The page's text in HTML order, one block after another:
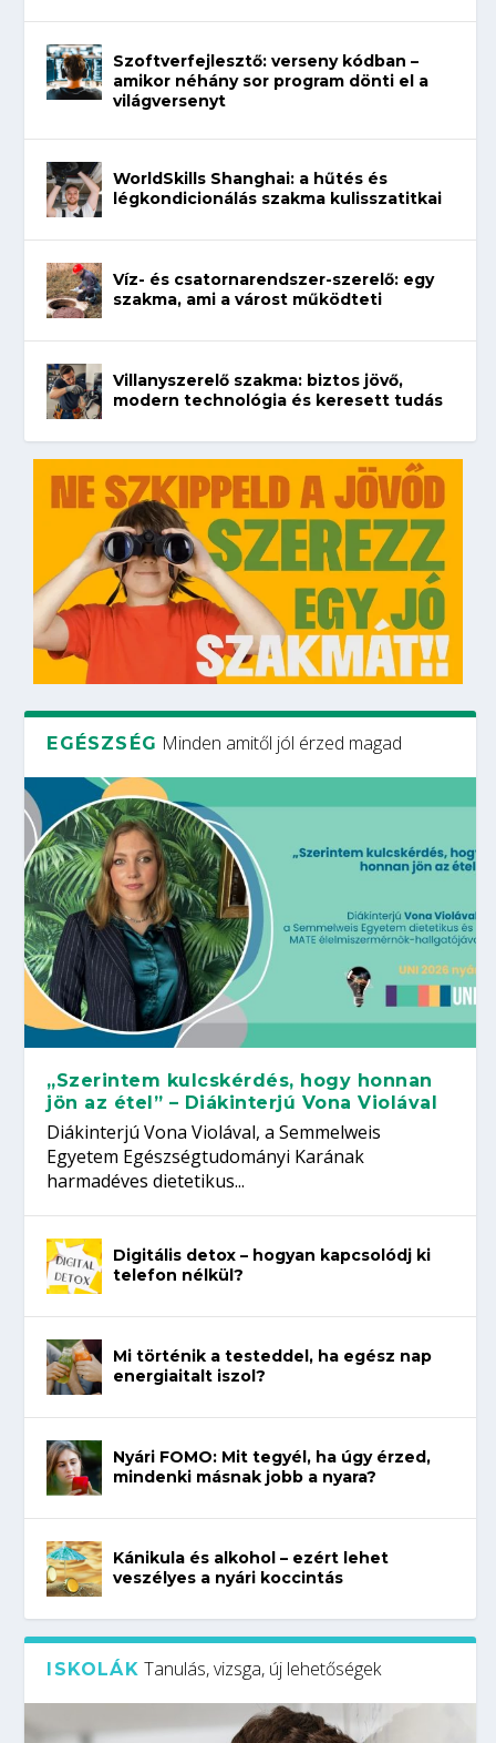
Szoftverfejlesztő: verseny kódban –
amikor néhány sor program dönti el a
világversenyt
WorldSkills Shanghai: a hűtés és
légkondicionálás szakma kulisszatitkai
Víz- és csatornarendszer-szerelő: egy
szakma, ami a várost működteti
Villanyszerelő szakma: biztos jövő,
modern technológia és keresett tudás
EGÉSZSÉG Minden amitől jól érzed magad
„Szerintem kulcskérdés, hogy honnan
jön az étel” – Diákinterjú Vona Violával
Diákinterjú Vona Violával, a Semmelweis
Egyetem Egészségtudományi Karának
harmadéves dietetikus...
Digitális detox – hogyan kapcsolódj ki
telefon nélkül?
Mi történik a testeddel, ha egész nap
energiaitalt iszol?
Nyári FOMO: Mit tegyél, ha úgy érzed,
mindenki másnak jobb a nyara?
Kánikula és alkohol – ezért lehet
veszélyes a nyári koccintás
ISKOLÁK Tanulás, vizsga, új lehetőségek